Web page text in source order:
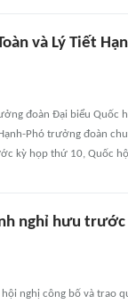
và Lý Tiết
đoàn Đại biểu
Phó trưởng đoàn
kỳ họp thứ 10, Quốc
nghỉ hưu trước
nghị công bố và trao